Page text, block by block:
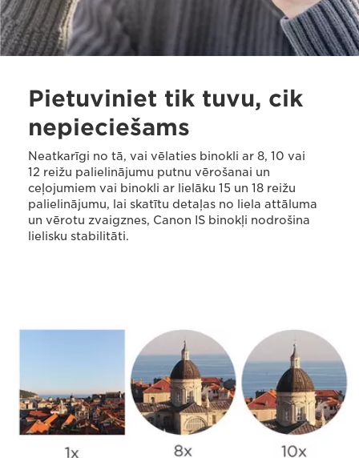
Pietuviniet tik tuvu, cik
nepieciešams
Neatkarīgi no tā, vai vēlaties binokli ar 8, 10 vai
12 reižu palielinājumu putnu vērošanai un
ceļojumiem vai binokli ar lielāku 15 un 18 reižu
palielinājumu, lai skatītu detaļas no liela attāluma
un vērotu zvaigznes, Canon IS binokļi nodrošina
lielisku stabilitāti.